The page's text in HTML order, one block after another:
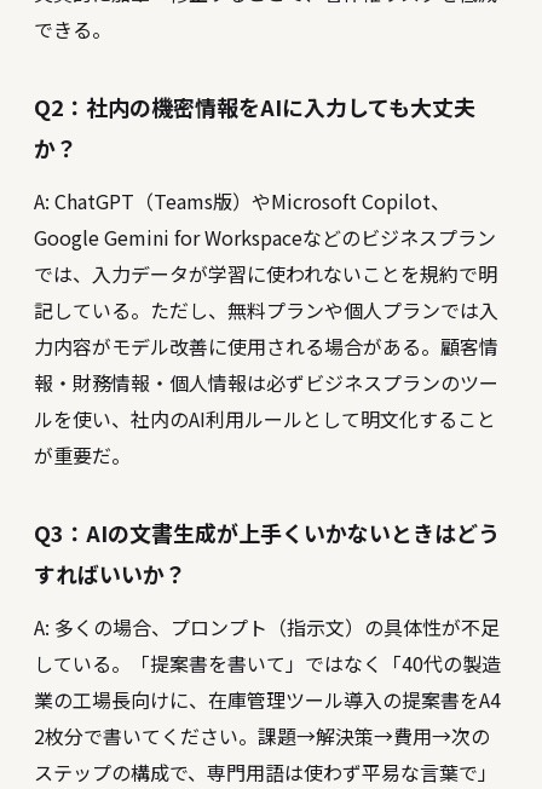
できる。
Q2：社内の機密情報をAIに入力しても大丈夫
か？
A: ChatGPT（Teams版）やMicrosoft Copilot、
Google Gemini for Workspaceなどのビジネスプラン
では、入力データが学習に使われないことを規約で明
記している。ただし、無料プランや個人プランでは入
力内容がモデル改善に使用される場合がある。顧客情
報・財務情報・個人情報は必ずビジネスプランのツー
ルを使い、社内のAI利用ルールとして明文化すること
が重要だ。
Q3：AIの文書生成が上手くいかないときはどう
すればいいか？
A: 多くの場合、プロンプト（指示文）の具体性が不足
している。「提案書を書いて」ではなく「40代の製造
業の工場長向けに、在庫管理ツール導入の提案書をA4
2枚分で書いてください。課題→解決策→費用→次の
ステップの構成で、専門用語は使わず平易な言葉で」